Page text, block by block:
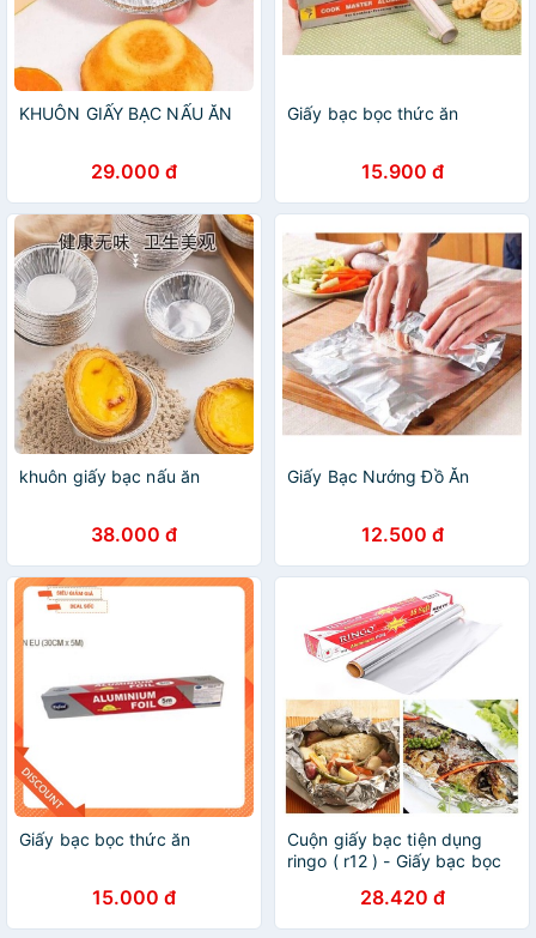
KHUÔN GIẤY BẠC NẤU ĂN
29.000 đ
Giấy bạc bọc thức ăn
15.900 đ
khuôn giấy bạc nấu ăn
38.000 đ
Giấy Bạc Nướng Đồ Ăn
12.500 đ
Giấy bạc bọc thức ăn
15.000 đ
Cuộn giấy bạc tiện dụng
ringo ( r12 ) - Giấy bạc bọc
28.420 đ